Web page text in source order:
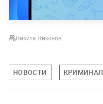
Никита Никонов
НОВОСТИ КРИМИНАЛ